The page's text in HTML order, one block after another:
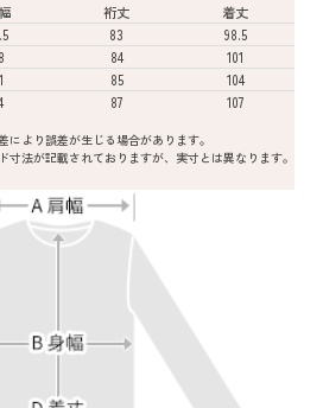
裄丈
着丈
83
98.5
84
101
85
104
87 107
より誤差が生じる場合があります。
法が記載されておりますが、実寸とは異なります。